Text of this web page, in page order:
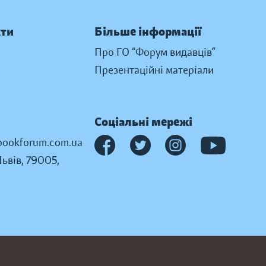
Більше інформації
Про ГО “Форум видавців”
Презентаційні матеріали
79005,
Соціальні мережі